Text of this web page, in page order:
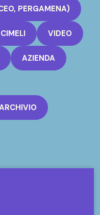
PERGAMENA)
VIDEO
AZIENDA